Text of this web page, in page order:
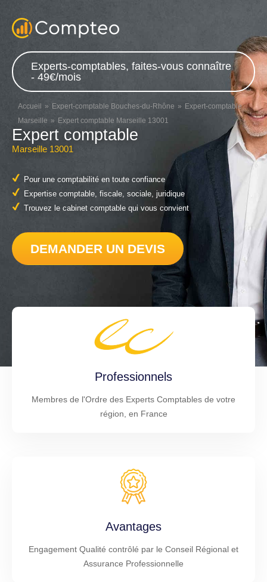
Experts-comptables, faites-vous connaître
- 49€/mois
Accueil Expert-comptable Bouches-du-Rhône
Expert-comptable
Marseille
Expert comptable Marseille 13001
Expert comptable
Marseille 13001
Pour une comptabilité en toute confiance
Expertise comptable, fiscale, sociale, juridique
Trouvez le cabinet comptable qui vous convient
DEMANDER UN DEVIS
Professionnels
Membres de l'Ordre des Experts Comptables de votre
région, en France
Avantages
Engagement Qualité contrôlé par le Conseil Régional et
Assurance Professionnelle